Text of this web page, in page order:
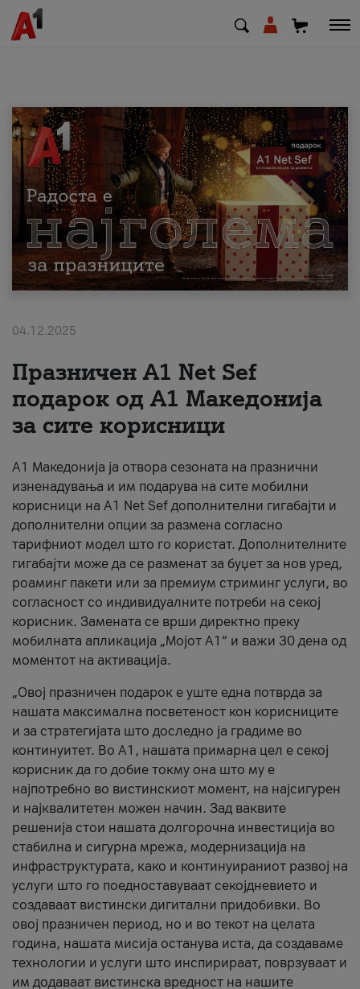
МК EN SQ
Приватни Деловни
Поддршка
Надополни кредит
За нас
#ПодобарОнлајн
04.12.2025
Празничен A1 Net Sеf
подарок од А1 Македонија
за сите корисници
А1 Македонија ја отвора сезоната на празнични
изненадувања и им подарува на сите мобилни
корисници на A1 Net Sef дополнителни гигабајти и
дополнителни опции за размена согласно
тарифниот модел што го користат. Дополнителните
гигабајти може да се разменат за буџет за нов уред,
роаминг пакети или за премиум стриминг услуги, во
согласност со индивидуалните потреби на секој
корисник. Замената се врши директно преку
мобилната апликација „Мојот А1“ и важи 30 дена од
моментот на активација.
„Овој празничен подарок е уште една потврда за
нашата максимална посветеност кон корисниците
и за стратегијата што доследно ја градиме во
континуитет. Во А1, нашата примарна цел е секој
корисник да го добие токму она што му е
најпотребно во вистинскиот момент, на најсигурен
и најквалитетен можен начин. Зад ваквите
решенија стои нашата долгорочна инвестиција во
стабилна и сигурна мрежа, модернизација на
инфраструктурата, како и континуираниот развој на
услуги што го поедноставуваат секојдневието и
создаваат вистински дигитални придобивки. Во
овој празничен период, но и во текот на целата
година, нашата мисија останува иста, да создаваме
технологии и услуги што инспирираат, поврзуваат и
им додаваат вистинска вредност на нашите